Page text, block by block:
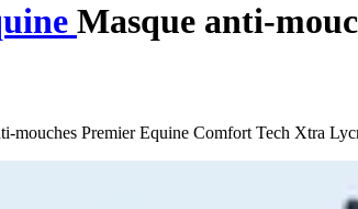
Masque anti-
mouches Premier Equine Comfort Tech Xtra